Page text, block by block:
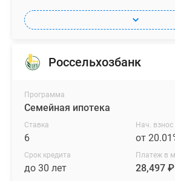
Россельхозбанк
Программа
Семейная ипотека
Ставка
6
Нач. взнос
от
Срок кредита
до 30 лет
Платеж в
28,497 ₽